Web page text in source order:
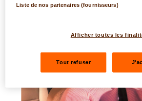
Liste de nos partenaires (fournisseurs)
Afficher toutes les
Tout refuser